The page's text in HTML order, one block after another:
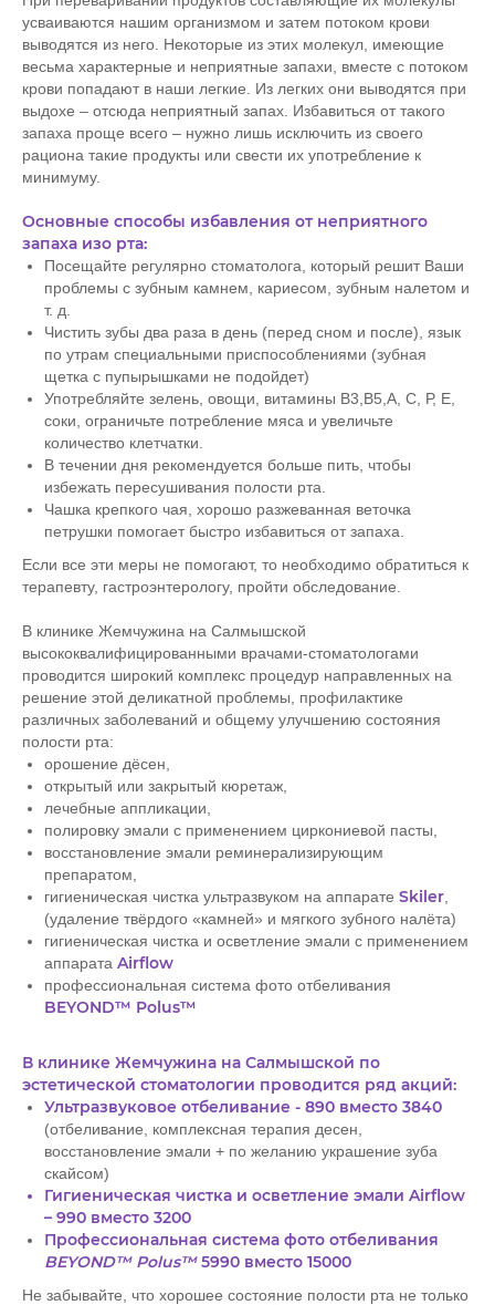
усваиваются нашим организмом и затем потоком крови
выводятся из него. Некоторые из этих молекул, имеющие
весьма характерные и неприятные запахи, вместе с потоком
крови попадают в наши легкие. Из легких они выводятся при
выдохе – отсюда неприятный запах. Избавиться от такого
запаха проще всего – нужно лишь исключить из своего
рациона такие продукты или свести их употребление к
минимуму.
Основные способы избавления от неприятного
запаха изо рта:
Посещайте регулярно стоматолога, который решит Ваши
проблемы с зубным камнем, кариесом, зубным налетом и
т. д.
Чистить зубы два раза в день (перед сном и после), язык
по утрам специальными приспособлениями (зубная
щетка с пупырышками не подойдет)
Употребляйте зелень, овощи, витамины В3,В5,А, С, Р, Е,
соки, ограничьте потребление мяса и увеличьте
количество клетчатки.
В течении дня рекомендуется больше пить, чтобы
избежать пересушивания полости рта.
Чашка крепкого чая, хорошо разжеванная веточка
петрушки помогает быстро избавиться от запаха.
Если все эти меры не помогают, то необходимо обратиться к
терапевту, гастроэнтерологу, пройти обследование.
В клинике Жемчужина на Салмышской
высококвалифицированными врачами-стоматологами
проводится широкий комплекс процедур направленных на
решение этой деликатной проблемы, профилактике
различных заболеваний и общему улучшению состояния
полости рта:
орошение дёсен,
открытый или закрытый кюретаж,
лечебные аппликации,
полировку эмали с применением циркониевой пасты,
восстановление эмали реминерализирующим
препаратом,
гигиеническая чистка ультразвуком на аппарате Skiler
(удаление твёрдого «камней» и мягкого зубного налёта)
гигиеническая чистка и осветление эмали с применением
аппарата Airflow
профессиональная система фото отбеливания
BEYOND™ Polus™
В клинике Жемчужина на Салмышской по
эстетической стоматологии проводится ряд акций:
Ультразвуковое отбеливание - 890 вместо 3840
(отбеливание, комплексная терапия десен,
восстановление эмали + по желанию украшение зуба
скайсом)
Гигиеническая чистка и осветление эмали Airflow
– 990 вместо 3200
Профессиональная система фото отбеливания
BEYOND™ Polus™5990 вместо 15000
Не забывайте, что хорошее состояние полости рта не только